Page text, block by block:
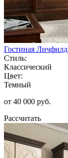
Гостиная Личфилд
Стиль:
Классический
Цвет:
Темный
от 40 000 руб.
Рассчитать